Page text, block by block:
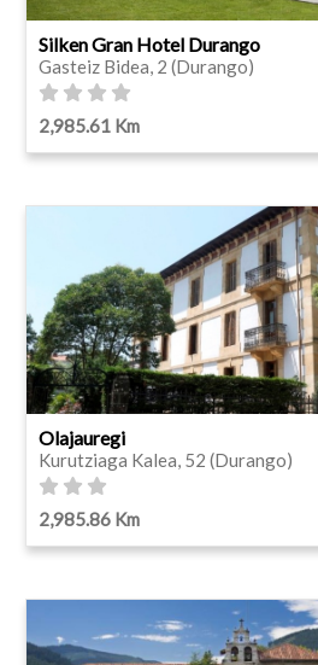
Silken Gran Hotel Durango
Gasteiz Bidea, 2 (Durango)
2,985.61 Km
Olajauregi
Kurutziaga Kalea, 52 (Durango)
2,985.86 Km